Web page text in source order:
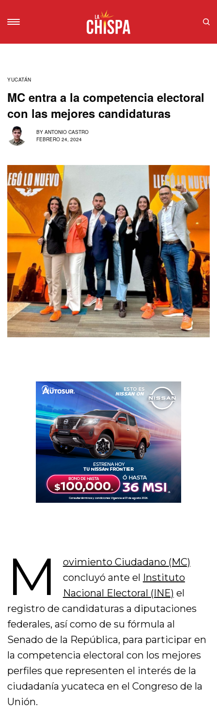
YUCATÁN
MC entra a la competencia electoral
con las mejores candidaturas
BY ANTONIO CASTRO
FEBRERO 24, 2024
M
ovimiento Ciudadano (MC)
concluyó ante el Instituto
Nacional Electoral (INE) el
registro de candidaturas a diputaciones
federales, así como de su fórmula al
Senado de la República, para participar en
la competencia electoral con los mejores
perfiles que representen el interés de la
ciudadanía yucateca en el Congreso de la
Unión.